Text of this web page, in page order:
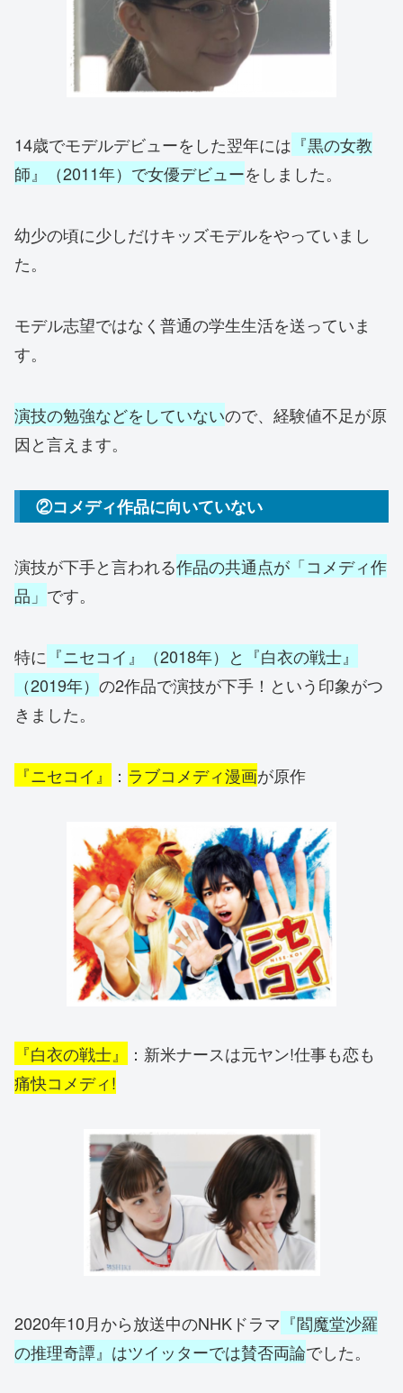
14歳でモデルデビューをした翌年には 『黒の女教
師』（2011年）で女優デビューをしました。
幼少の頃に少しだけキッズモデルをやっていまし
た。
モデル志望ではなく普通の学生生活を送っていま
す。
演技の勉強などをしていないので、経験値不足が原
因と言えます。
②コメディ作品に向いていない
演技が下手と言われる作品の共通点が「コメディ作
品」 です。
特に 『ニセコイ』（2018年）と『白衣の戦士』
（2019年） の2作品で演技が下手！という印象がつ
きました。
『ニセコイ』 ： ラブコメディ漫画が原作
『白衣の戦士』
：新米ナースは元ヤン!仕事も恋も
痛快コメディ!
2020年10月から放送中のNHKドラマ 『閻魔堂沙羅
の推理奇譚』はツイッターでは賛否両論でした。